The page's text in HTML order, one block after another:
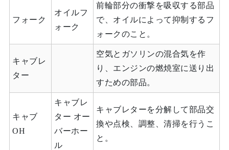
フォーク
オイルフ
ォーク
前輪部分の衝撃を吸収する部品
で、オイルによって抑制するフ
ォークのこと。
キャブレ
ター
空気とガソリンの混合気を作
り、エンジンの燃焼室に送り出
すための部品。
キャブ
OH
キャブレ
ター オー
バーホー
ル
キャブレターを分解して部品交
換や点検、調整、清掃を行うこ
と。